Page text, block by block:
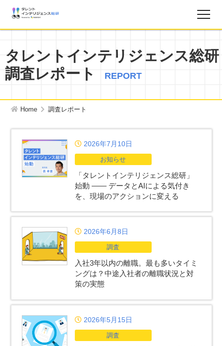
お知らせ
タレントインテリジェンス総研とは？
お問い合わせ
運営会社
個人情報保護方針
サイトマップ
タレントインテリジェンス総研
調査レポート
REPORT
Home 調査レポート
2026年7月10日
お知らせ
「タレントインテリジェンス総研」
始動 ―― データとAIによる気付き
を、現場のアクションに変える
2026年6月8日
調査
入社3年以内の離職。最も多いタイミ
ングは？中途入社者の離職状況と対
策の実態
2026年5月15日
調査